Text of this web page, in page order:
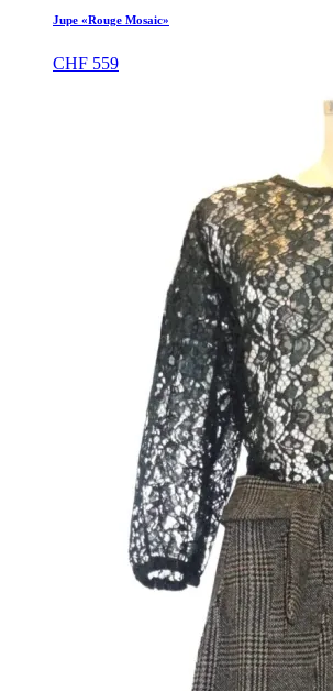
Jupe «Rouge Mosaic»
CHF 559